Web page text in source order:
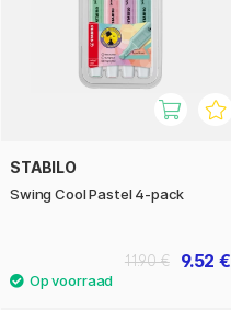
STABILO
Swing Cool Pastel 4-pack
9.52 €
11.90 €